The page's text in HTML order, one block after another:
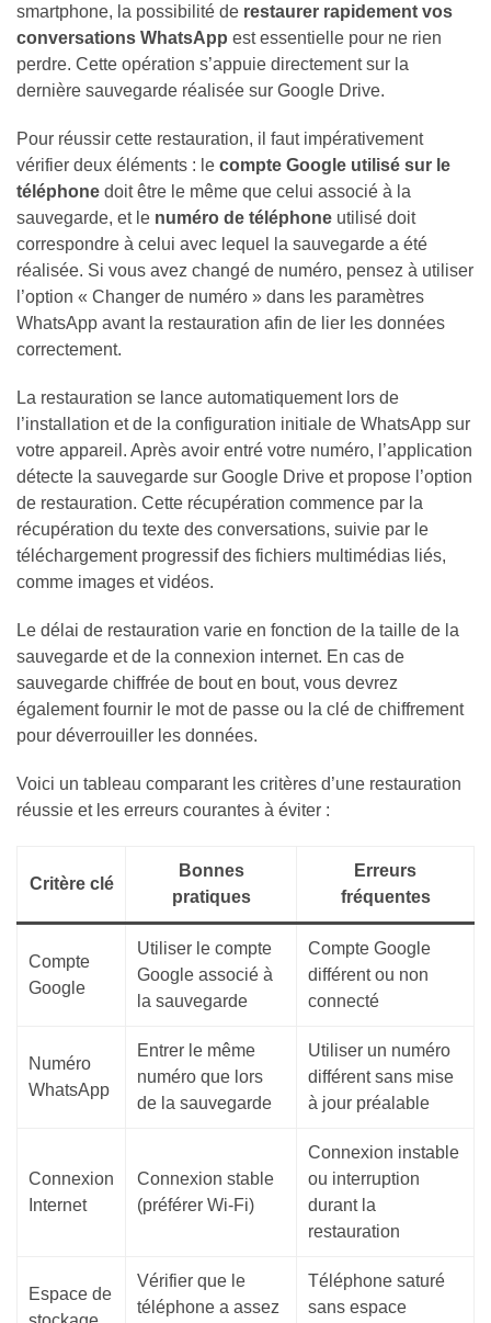
smartphone, la possibilité de restaurer rapidement vos
conversations WhatsApp est essentielle pour ne rien
perdre. Cette opération s’appuie directement sur la
dernière sauvegarde réalisée sur Google Drive.
Pour réussir cette restauration, il faut impérativement
vérifier deux éléments : le compte Google utilisé sur le
téléphone doit être le même que celui associé à la
sauvegarde, et le numéro de téléphone utilisé doit
correspondre à celui avec lequel la sauvegarde a été
réalisée. Si vous avez changé de numéro, pensez à utiliser
l’option « Changer de numéro » dans les paramètres
WhatsApp avant la restauration afin de lier les données
correctement.
La restauration se lance automatiquement lors de
l’installation et de la configuration initiale de WhatsApp sur
votre appareil. Après avoir entré votre numéro, l’application
détecte la sauvegarde sur Google Drive et propose l’option
de restauration. Cette récupération commence par la
récupération du texte des conversations, suivie par le
téléchargement progressif des fichiers multimédias liés,
comme images et vidéos.
Le délai de restauration varie en fonction de la taille de la
sauvegarde et de la connexion internet. En cas de
sauvegarde chiffrée de bout en bout, vous devrez
également fournir le mot de passe ou la clé de chiffrement
pour déverrouiller les données.
Voici un tableau comparant les critères d’une restauration
réussie et les erreurs courantes à éviter :
Critère clé
Bonnes
pratiques
Erreurs
fréquentes
Compte
Google
Utiliser le compte
Google associé à
la sauvegarde
Compte Google
différent ou non
connecté
Numéro
WhatsApp
Entrer le même
numéro que lors
de la sauvegarde
Utiliser un numéro
différent sans mise
à jour préalable
Connexion
Internet
Connexion stable
(préférer Wi-Fi)
Connexion instable
ou interruption
durant la
restauration
Espace de
Vérifier que le
téléphone a assez
Téléphone saturé
sans espace